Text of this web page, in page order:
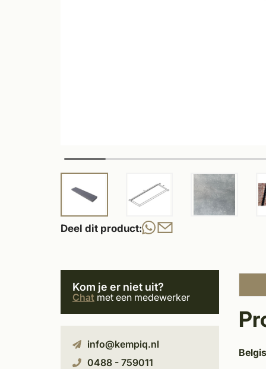
Deel dit product:
Kom je er niet uit?
Chat met een medewerker
info@kempiq.nl
0488 - 759011